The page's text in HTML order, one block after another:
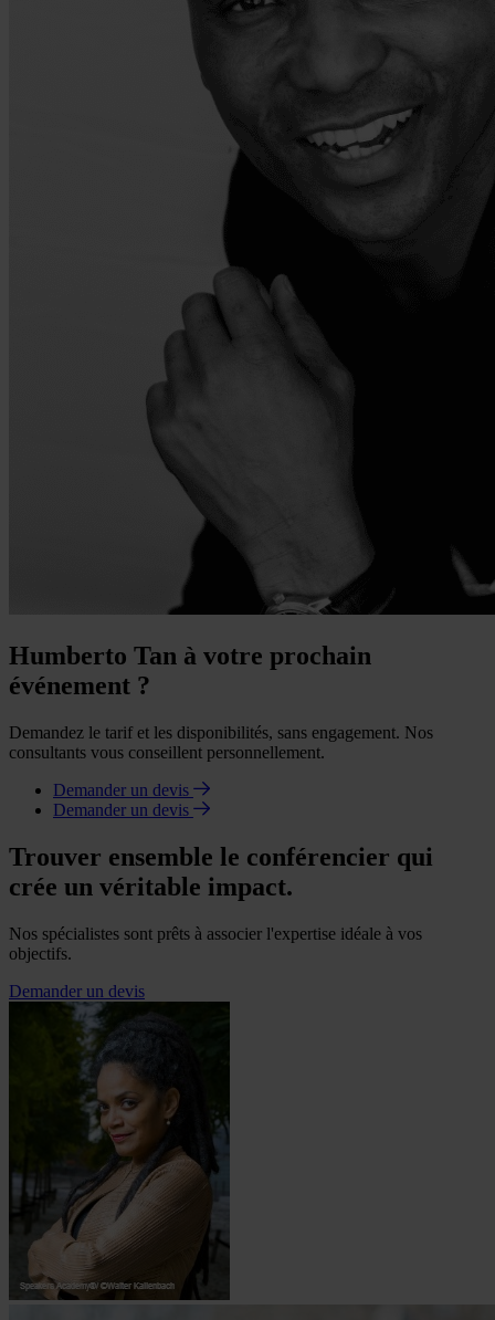
Humberto Tan à votre prochain
événement ?
Demandez le tarif et les disponibilités, sans engagement. Nos
consultants vous conseillent personnellement.
Demander un devis
Demander un devis
Trouver ensemble le conférencier qui
crée un véritable impact.
Nos spécialistes sont prêts à associer l'expertise idéale à vos
objectifs.
Demander un devis